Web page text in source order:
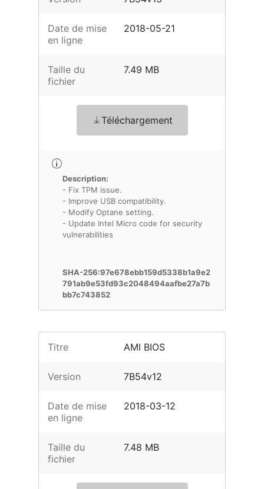
Date de mise
en ligne
2018-05-21
Taille du
fichier
7.49 MB
Téléchargement
Description:
- Fix TPM issue.
- Improve USB compatibility.
- Modify Optane setting.
- Update Intel Micro code for security
vulnerabilities
SHA-256:97e678ebb159d5338b1a9e2
791ab9e53fd93c2048494aafbe27a7b
bb7c743852
Titre AMI BIOS
Version 7B54v12
Date de mise
en ligne
2018-03-12
Taille du
fichier
7.48 MB